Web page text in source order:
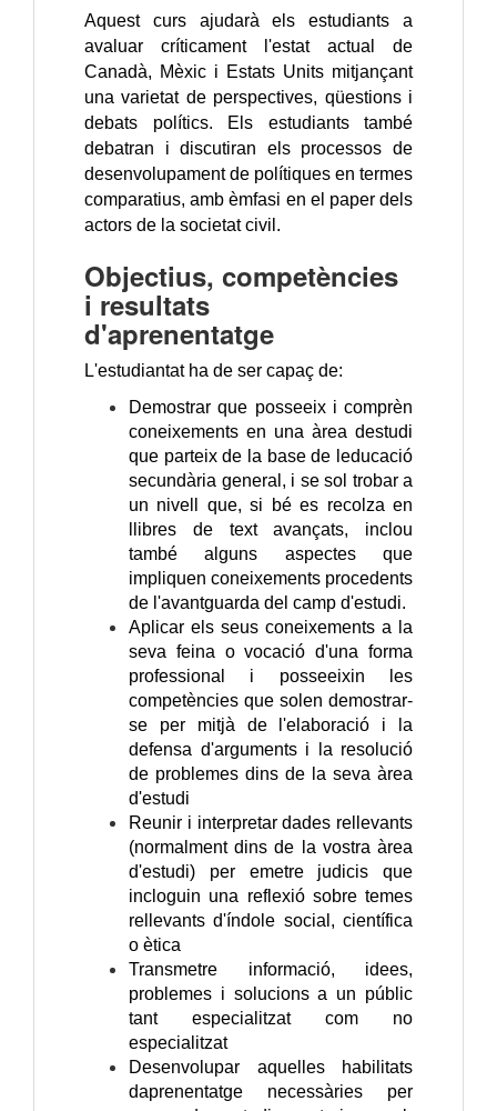
Aquest curs ajudarà els estudiants a
avaluar críticament l'estat actual de
Canadà, Mèxic i Estats Units mitjançant
una varietat de perspectives, qüestions i
debats polítics. Els estudiants també
debatran i discutiran els processos de
desenvolupament de polítiques en termes
comparatius, amb èmfasi en el paper dels
actors de la societat civil.
Objectius, competències
i resultats
d'aprenentatge
L'estudiantat ha de ser capaç de:
Demostrar que posseeix i comprèn
coneixements en una àrea destudi
que parteix de la base de leducació
secundària general, i se sol trobar a
un nivell que, si bé es recolza en
llibres de text avançats, inclou
també alguns aspectes que
impliquen coneixements procedents
de l'avantguarda del camp d'estudi.
Aplicar els seus coneixements a la
seva feina o vocació d'una forma
professional i posseeixin les
competències que solen demostrar-
se per mitjà de l'elaboració i la
defensa d'arguments i la resolució
de problemes dins de la seva àrea
d'estudi
Reunir i interpretar dades rellevants
(normalment dins de la vostra àrea
d'estudi) per emetre judicis que
incloguin una reflexió sobre temes
rellevants d'índole social, científica
o ètica
Transmetre informació, idees,
problemes i solucions a un públic
tant especialitzat com no
especialitzat
Desenvolupar aquelles habilitats
daprenentatge necessàries per